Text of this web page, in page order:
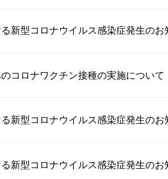
新型コロナウイルス感染症発生のお
コロナワクチン接種の実施について
新型コロナウイルス感染症発生のお
新型コロナウイルス感染症発生のお